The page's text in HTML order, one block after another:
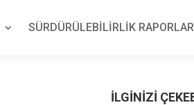
SÜRDÜRÜLEBİLİRLİK
İLGİNİZİ